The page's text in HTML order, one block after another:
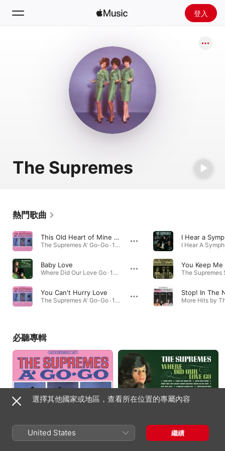
登入
安裝 Apple Music
The Supremes
熱門歌曲
This Old Heart of Mine (Is Weak for You)
The Supremes A' Go-Go · 1966年
Baby Love
Where Did Our Love Go · 1964年
You Can't Hurry Love
The Supremes A' Go-Go · 1966年
You Keep
必聽專輯
選擇其他國家或地區，查看所在位置的專屬內容
United States 繼續